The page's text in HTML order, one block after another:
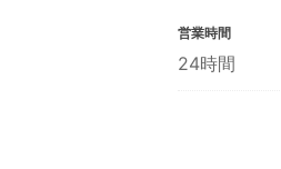
営業時間
24時間